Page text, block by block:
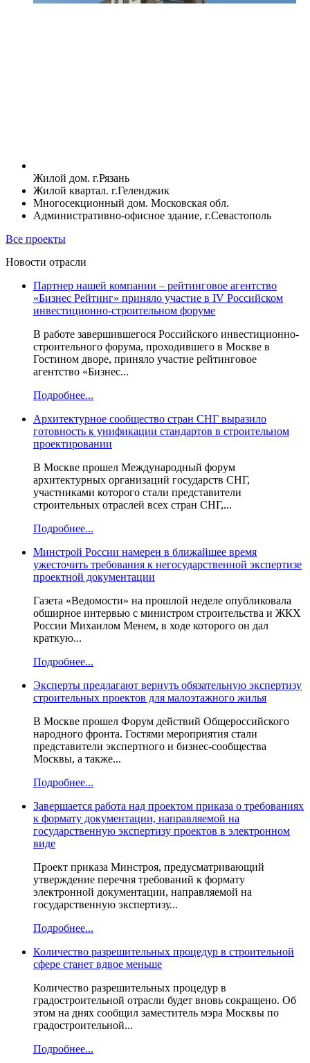
Жилой дом. г.Рязань
Жилой квартал. г.Геленджик
Многосекционный дом. Московская обл.
Административно-офисное здание, г.Севастополь
Все проекты
Новости отрасли
Партнер нашей компании – рейтинговое агентство
«Бизнес Рейтинг» приняло участие в IV Российском
инвестиционно-строительном форуме
В работе завершившегося Российского инвестиционно-
строительного форума, проходившего в Москве в
Гостином дворе, приняло участие рейтинговое
агентство «Бизнес...
Подробнее...
Архитектурное сообщество стран СНГ выразило
готовность к унификации стандартов в строительном
проектировании
В Москве прошел Международный форум
архитектурных организаций государств СНГ,
участниками которого стали представители
строительных отраслей всех стран СНГ,...
Подробнее...
Минстрой России намерен в ближайшее время
ужесточить требования к негосударственной экспертизе
проектной документации
Газета «Ведомости» на прошлой неделе опубликовала
обширное интервью с министром строительства и ЖКХ
России Михаилом Менем, в ходе которого он дал
краткую...
Подробнее...
Эксперты предлагают вернуть обязательную экспертизу
строительных проектов для малоэтажного жилья
В Москве прошел Форум действий Общероссийского
народного фронта. Гостями мероприятия стали
представители экспертного и бизнес-сообщества
Москвы, а также...
Подробнее...
Завершается работа над проектом приказа о требованиях
к формату документации, направляемой на
государственную экспертизу проектов в электронном
виде
Проект приказа Минстроя, предусматривающий
утверждение перечня требований к формату
электронной документации, направляемой на
государственную экспертизу...
Подробнее...
Количество разрешительных процедур в строительной
сфере станет вдвое меньше
Количество разрешительных процедур в
градостроительной отрасли будет вновь сокращено. Об
этом на днях сообщил заместитель мэра Москвы по
градостроительной...
Подробнее...